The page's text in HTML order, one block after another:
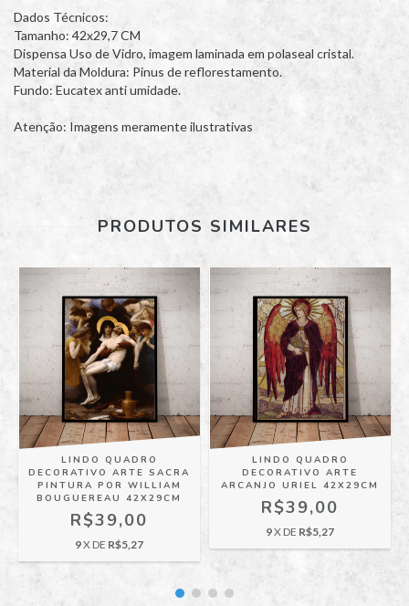
Dados Técnicos:
Tamanho: 42x29,7 CM
Dispensa Uso de Vidro, imagem laminada em polaseal cristal.
Material da Moldura: Pinus de reflorestamento.
Fundo: Eucatex anti umidade.
Atenção: Imagens meramente ilustrativas
PRODUTOS SIMILARES
LINDO QUADRO
DECORATIVO ARTE SACRA
PINTURA POR WILLIAM
BOUGUEREAU 42X29CM
R$39,00
9X DE R$5,27
LINDO QUADRO
DECORATIVO ARTE
ARCANJO URIEL 42X29CM
R$39,00
9X DE R$5,27